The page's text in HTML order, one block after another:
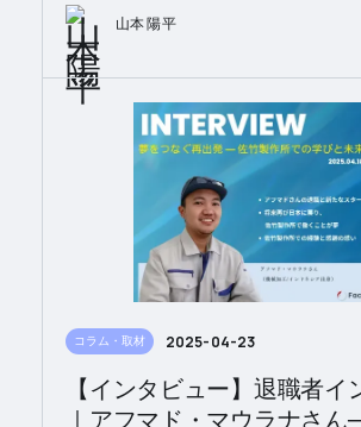
山本 陽平
コラム・取材 2025-04-23
【インタビュー】退職者イ
｜アフマド・マウラナさ